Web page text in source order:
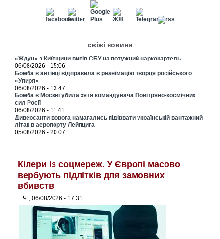
свіжі новини
«Ждун» з Київщини вивів СБУ на потужний наркокартель
06/08/2026 - 15:06
Бомба в автівці відправила в реанімацію творця російського
«Упиря»
06/08/2026 - 13:47
Бомба в Москві убила зятя командувача Повітряно-космічних
сил Росії
06/08/2026 - 11:41
Диверсанти ворога намагались підірвати українській вантажний
літак в аеропорту Лейпцига
05/08/2026 - 20:07
Кілери із соцмереж. У Європі масово
вербують підлітків для замовних
вбивств
Чт, 06/08/2026 - 17:31